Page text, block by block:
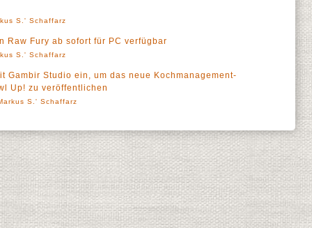
S.' Schaffarz
Raw Fury ab sofort für PC verfügbar
S.' Schaffarz
Gambir Studio ein, um das neue Kochmanagement-
Up! zu veröffentlichen
S.' Schaffarz